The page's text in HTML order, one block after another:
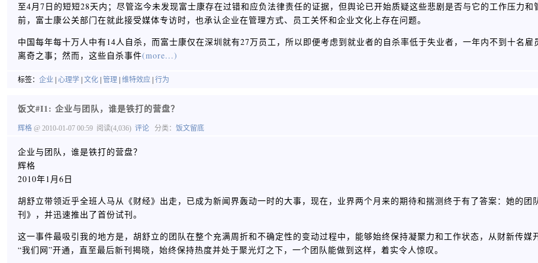
至4月7日的短短28天内；尽管迄今未发现富士康存在过错和应负法律责任的证据，但舆论已开始质疑这些悲剧是否与它的工作压力和
前，富士康公关部门在就此接受媒体专访时，也承认企业在管理方式、员工关怀和企业文化上存在问题。
中国每年每十万人中有14人自杀，而富士康仅在深圳就有27万员工，所以即便考虑到就业者的自杀率低于失业者，一年内不到十名雇
离奇之事；然而，这些自杀事件(more...)
标签： 企业 心理学 文化 管理 维特效应 行为
饭文#I1: 企业与团队，谁是铁打的营盘？
辉格 @ 2010-01-07 00:59 阅读(4,036) 评论 分类： 饭文留底
企业与团队，谁是铁打的营盘？
辉格
2010年1月6日
胡舒立带领近乎全班人马从《财经》出走，已成为新闻界轰动一时的大事，现在，业界两个月来的期待和揣测终于有了答案：她的团
刊》，并迅速推出了首份试刊。
这一事件最吸引我的地方是，胡舒立的团队在整个充满周折和不确定性的变动过程中，能够始终保持凝聚力和工作状态，从财新传媒
“我们网”开通，直至最后新刊揭晓，始终保持热度并处于聚光灯之下，一个团队能做到这样，着实令人惊叹。